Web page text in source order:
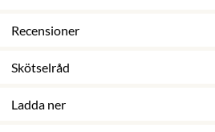
Recensioner
Skötselråd
Ladda ner